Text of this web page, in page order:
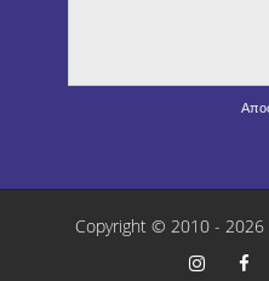
Copyright © 2010 - 2026